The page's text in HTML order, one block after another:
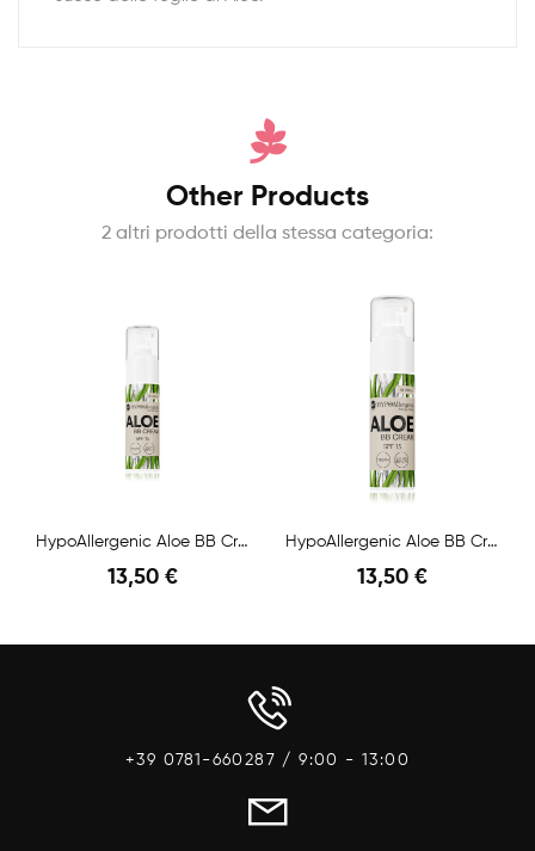
Other Products
2 altri prodotti della stessa categoria:
HypoAllergenic Aloe BB Cream SPF 15 N.02...
13,50 €
HypoAllergenic Aloe BB Cream SPF 15 N.04 Honey 20g
13,50 €
+39 0781-660287 / 9:00 - 13:00